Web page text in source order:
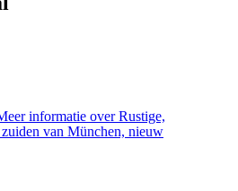
informatie over Rustige,
van München, nieuw